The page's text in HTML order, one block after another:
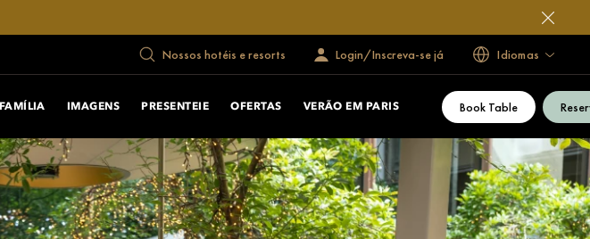
Nossos hotéis e resorts Login/Inscreva-se já Idiomas
FAMÍLIA IMAGENS PRESENTEIE OFERTAS VERÃO EM PARIS Book Table